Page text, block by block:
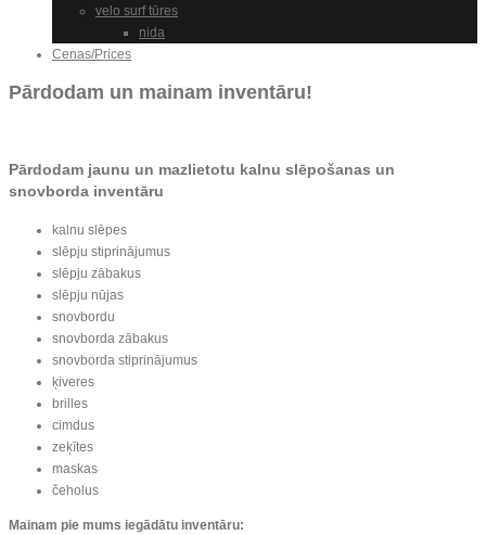
velo surf tūres
nida
Cenas/Prices
Pārdodam un mainam inventāru!
Pārdodam jaunu un mazlietotu kalnu slēpošanas un
snovborda inventāru
kalnu slēpes
slēpju stiprinājumus
slēpju zābakus
slēpju nūjas
snovbordu
snovborda zābakus
snovborda stiprinājumus
ķiveres
brilles
cimdus
zeķītes
maskas
čeholus
Mainam pie mums iegādātu inventāru: